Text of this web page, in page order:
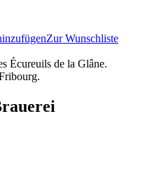
Zur Wunschliste
Écureuils de la Glâne.